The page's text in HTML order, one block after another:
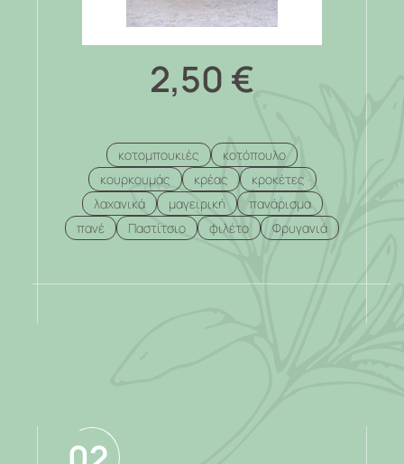
2,50 €
κοτομπουκιές
κοτόπουλο
κουρκουμάς
κρέας
κροκέτες
λαχανικά
μαγειρική
πανάρισμα
πανέ
Παστίτσιο φιλέτο Φρυγανιά
.